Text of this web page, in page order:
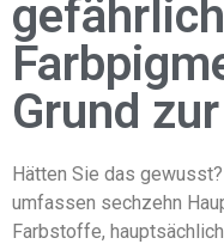
Grund
Hätten Sie das
umfassen sechzehn
Farbstoffe,